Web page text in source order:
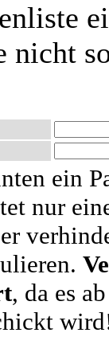
nicht
ein
nur
, da es